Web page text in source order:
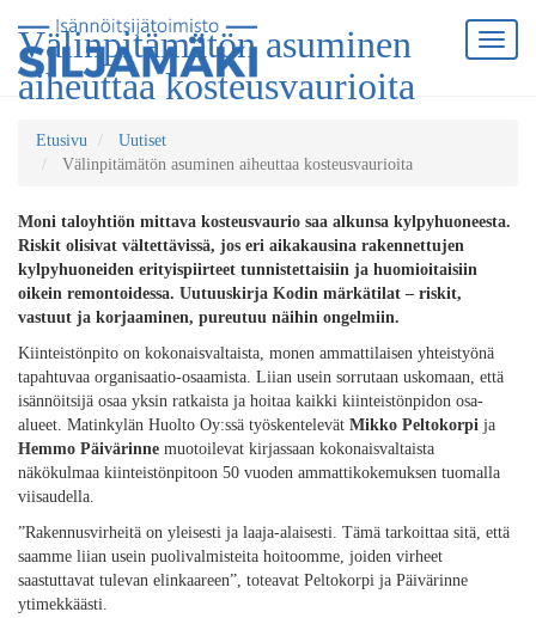
Välinpitämätön asuminen
aiheuttaa kosteusvaurioita
Etusivu
Uutiset
Välinpitämätön asuminen aiheuttaa kosteusvaurioita
Moni taloyhtiön mittava kosteusvaurio saa alkunsa kylpyhuoneesta.
Riskit olisivat vältettävissä, jos eri aikakausina rakennettujen
kylpyhuoneiden erityispiirteet tunnistettaisiin ja huomioitaisiin
oikein remontoidessa. Uutuuskirja Kodin märkätilat – riskit,
vastuut ja korjaaminen, pureutuu näihin ongelmiin.
Kiinteistönpito on kokonaisvaltaista, monen ammattilaisen yhteistyönä
tapahtuvaa organisaatio-osaamista. Liian usein sorrutaan uskomaan, että
isännöitsijä osaa yksin ratkaista ja hoitaa kaikki kiinteistönpidon osa-
alueet. Matinkylän Huolto Oy:ssä työskentelevät Mikko Peltokorpi ja
Hemmo Päivärinne muotoilevat kirjassaan kokonaisvaltaista
näkökulmaa kiinteistönpitoon 50 vuoden ammattikokemuksen tuomalla
viisaudella.
”Rakennusvirheitä on yleisesti ja laaja-alaisesti. Tämä tarkoittaa sitä, että
saamme liian usein puolivalmisteita hoitoomme, joiden virheet
saastuttavat tulevan elinkaareen”, toteavat Peltokorpi ja Päivärinne
ytimekkäästi.